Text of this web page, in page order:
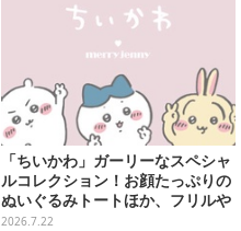
「ちいかわ」ガーリーなスペシャ
ルコレクション！お顔たっぷりの
ぬいぐるみトートほか、フリルや
リボンが可愛いTシャツなどが発
2026.7.22